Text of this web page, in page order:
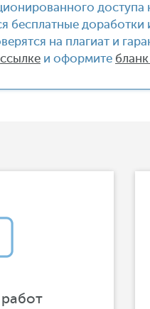
бесплатные
на плагиат и
ссылке и оформите бланк